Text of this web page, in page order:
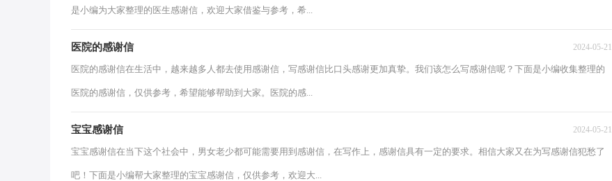
是小编为大家整理的医生感谢信，欢迎大家借鉴与参考，希...
医院的感谢信 2024-05-21
医院的感谢信在生活中，越来越多人都去使用感谢信，写感谢信比口头感谢更加真挚。我们该怎么写感谢信呢？下面是小编收集整理的
医院的感谢信，仅供参考，希望能够帮助到大家。医院的感...
宝宝感谢信 2024-05-21
宝宝感谢信在当下这个社会中，男女老少都可能需要用到感谢信，在写作上，感谢信具有一定的要求。相信大家又在为写感谢信犯愁了
吧！下面是小编帮大家整理的宝宝感谢信，仅供参考，欢迎大...